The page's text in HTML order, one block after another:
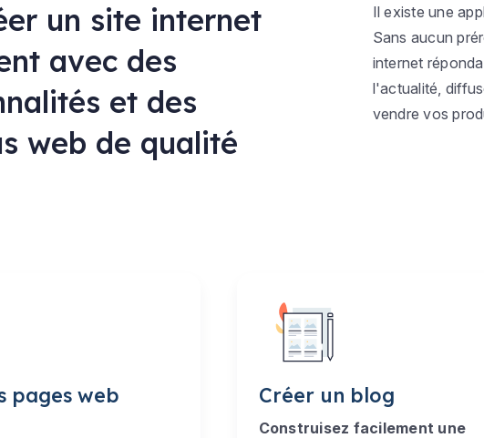
un site internet
avec des
et des
web de qualité
Il existe une
Sans aucun
internet
l'actualité,
vendre vos
pages web
Créer un blog
Construisez facilement une